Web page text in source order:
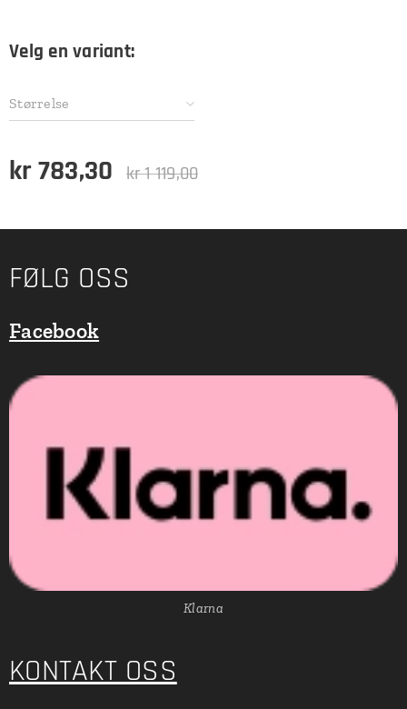
Velg en variant:
Størrelse
kr783,30 kr1 119,00
FØLG OSS
Facebook
Klarna
KONTAKT OSS